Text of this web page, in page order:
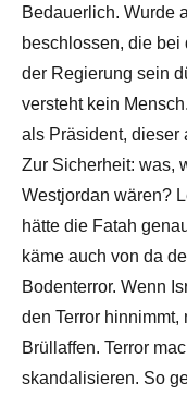
Bedauerlich. Wurde
beschlossen, die bei
der Regierung sein
versteht kein
als Präsident, dieser
Zur Sicherheit: was,
Westjordan wären?
hätte die Fatah
käme auch von da
Bodenterror. Wenn
den Terror
Brüllaffen. Terror
skandalisieren. So